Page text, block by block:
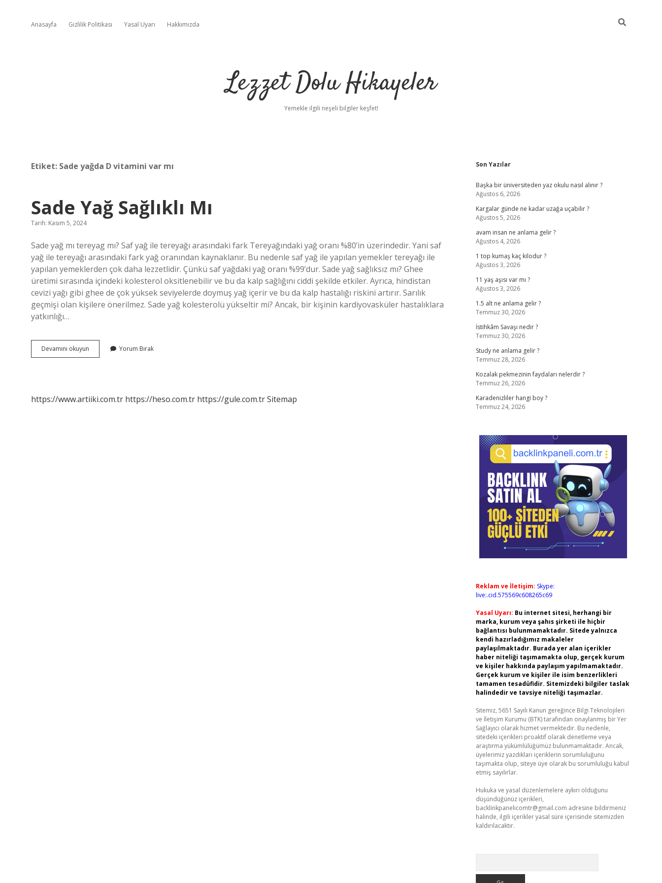
Anasayfa Gizlilik Politikası Yasal Uyarı Hakkımızda
Lezzet Dolu Hikayeler
Yemekle ilgili neşeli bilgiler keşfet!
Etiket: Sade yağda D vitamini var mı
Sade Yağ Sağlıklı Mı
Tarih: Kasım 5, 2024
Sade yağ mı tereyag mı? Saf yağ ile tereyağı arasındaki fark Tereyağındaki yağ oranı %80’in üzerindedir. Yani saf
yağ ile tereyağı arasındaki fark yağ oranından kaynaklanır. Bu nedenle saf yağ ile yapılan yemekler tereyağı ile
yapılan yemeklerden çok daha lezzetlidir. Çünkü saf yağdaki yağ oranı %99’dur. Sade yağ sağlıksız mı? Ghee
üretimi sırasında içindeki kolesterol oksitlenebilir ve bu da kalp sağlığını ciddi şekilde etkiler. Ayrıca, hindistan
cevizi yağı gibi ghee de çok yüksek seviyelerde doymuş yağ içerir ve bu da kalp hastalığı riskini artırır. Sarılık
geçmişi olan kişilere önerilmez. Sade yağ kolesterolü yükseltir mi? Ancak, bir kişinin kardiyovasküler hastalıklara
yatkınlığı…
Devamını okuyun
Yağ
Yorum Bırak
https://www.artiiki.com.tr https://heso.com.tr https://gule.com.trSitemap
Sidebar
Son Yazılar
Başka bir üniversiteden yaz okulu nasıl alınır ?
Ağustos 6, 2026
Kargalar günde ne kadar uzağa uçabilir ?
Ağustos 5, 2026
avam insan ne anlama gelir ?
Ağustos 4, 2026
1 top kumaş kaç kilodur ?
Ağustos 3, 2026
11 yaş aşısı var mı ?
Ağustos 3, 2026
1.5 alt ne anlama gelir ?
Temmuz 30, 2026
İstihkâm Savaşı nedir ?
Temmuz 30, 2026
Study ne anlama gelir ?
Temmuz 28, 2026
Kozalak pekmezinin faydaları nelerdir ?
Temmuz 26, 2026
Karadenizliler hangi boy ?
Temmuz 24, 2026
Reklam ve İletişim: Skype:
live:.cid.575569c608265c69
Yasal Uyarı: Bu internet sitesi, herhangi bir
marka, kurum veya şahıs şirketi ile hiçbir
bağlantısı bulunmamaktadır. Sitede yalnızca
kendi hazırladığımız makaleler
paylaşılmaktadır. Burada yer alan içerikler
haber niteliği taşımamakta olup, gerçek kurum
ve kişiler hakkında paylaşım yapılmamaktadır.
Gerçek kurum ve kişiler ile isim benzerlikleri
tamamen tesadüfidir. Sitemizdeki bilgiler taslak
halindedir ve tavsiye niteliği taşımazlar.
Sitemiz, 5651 Sayılı Kanun gereğince Bilgi Teknolojileri
ve İletişim Kurumu (BTK) tarafından onaylanmış bir Yer
Sağlayıcı olarak hizmet vermektedir. Bu nedenle,
sitedeki içerikleri proaktif olarak denetleme veya
araştırma yükümlülüğümüz bulunmamaktadır. Ancak,
üyelerimiz yazdıkları içeriklerin sorumluluğunu
taşımakta olup, siteye üye olarak bu sorumluluğu kabul
etmiş sayılırlar.
Hukuka ve yasal düzenlemelere aykırı olduğunu
düşündüğünüz içerikleri,
backlinkpanelicomtr@gmail.com adresine bildirmeniz
halinde, ilgili içerikler yasal süre içerisinde sitemizden
kaldırılacaktır.